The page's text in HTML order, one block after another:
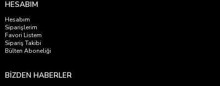
HESABIM
Hesabım
Siparişlerim
Favori Listem
Sipariş Takibi
Bülten Aboneliği
BİZDEN HABERLER